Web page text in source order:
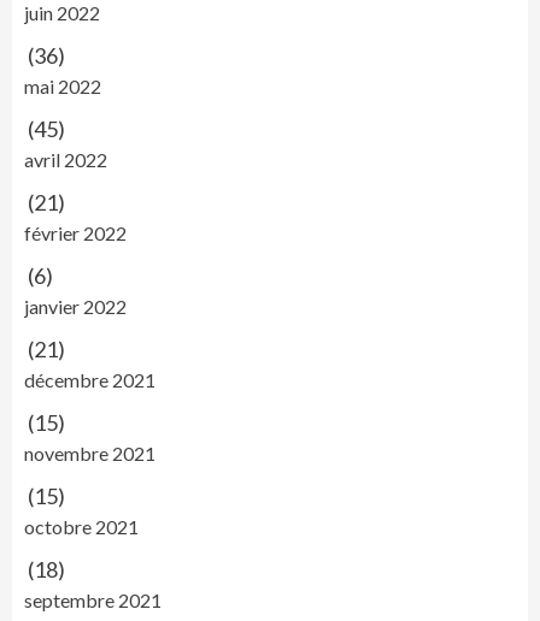
juin 2022
(36)
mai 2022
(45)
avril 2022
(21)
février 2022
(6)
janvier 2022
(21)
décembre 2021
(15)
novembre 2021
(15)
octobre 2021
(18)
septembre 2021